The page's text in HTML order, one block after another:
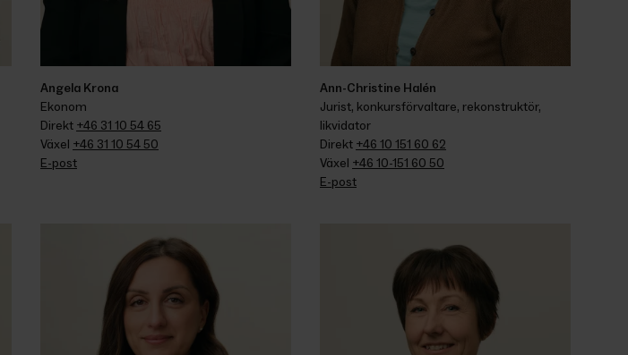
Angela Krona
Ekonom
Direkt +46 31 10 54 65
Växel +46 31 10 54 50
E-post
Ann-Christine Halén
Jurist, konkursförvaltare, rekonstruktör,
likvidator
Direkt +46 10 151 60 62
Växel +46 10-151 60 50
E-post